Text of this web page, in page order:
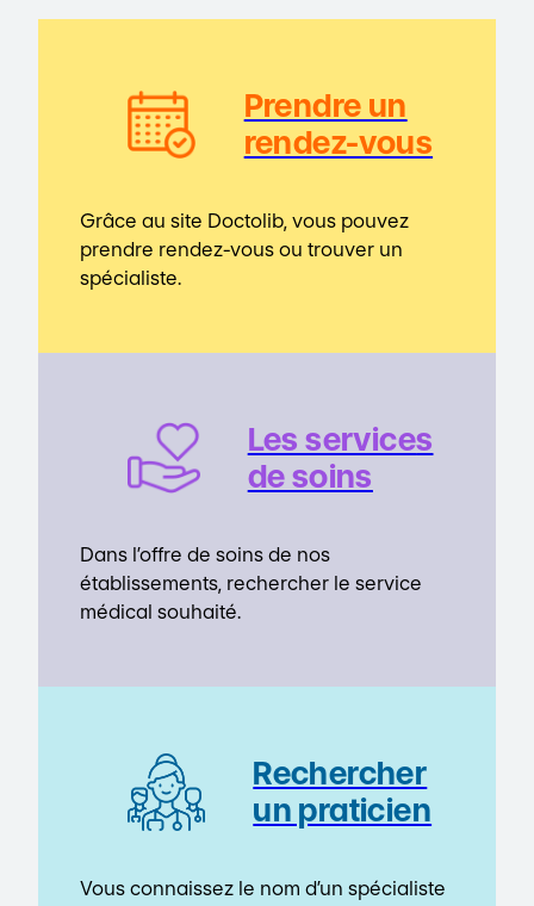
Prendre un
rendez-vous
Grâce au site Doctolib, vous pouvez
prendre rendez-vous ou trouver un
spécialiste.
Les services
de soins
Dans l’offre de soins de nos
établissements, rechercher le service
médical souhaité.
Rechercher
un praticien
Vous connaissez le nom d’un spécialiste